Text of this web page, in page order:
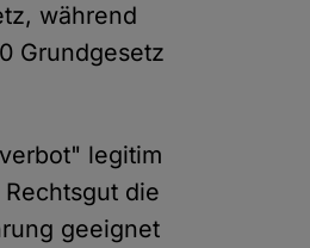
während
Grundgesetz
legitim
die
geeignet